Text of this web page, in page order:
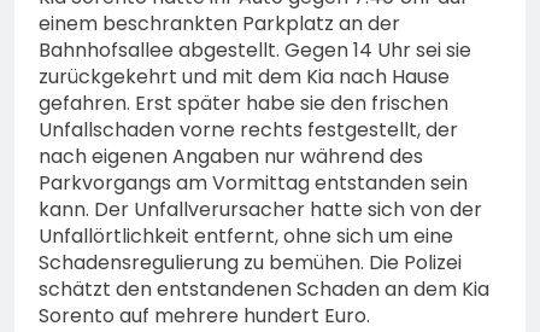
einem beschrankten Parkplatz an der
Bahnhofsallee abgestellt. Gegen 14 Uhr sei sie
zurückgekehrt und mit dem Kia nach Hause
gefahren. Erst später habe sie den frischen
Unfallschaden vorne rechts festgestellt, der
nach eigenen Angaben nur während des
Parkvorgangs am Vormittag entstanden sein
kann. Der Unfallverursacher hatte sich von der
Unfallörtlichkeit entfernt, ohne sich um eine
Schadensregulierung zu bemühen. Die Polizei
schätzt den entstandenen Schaden an dem Kia
Sorento auf mehrere hundert Euro.